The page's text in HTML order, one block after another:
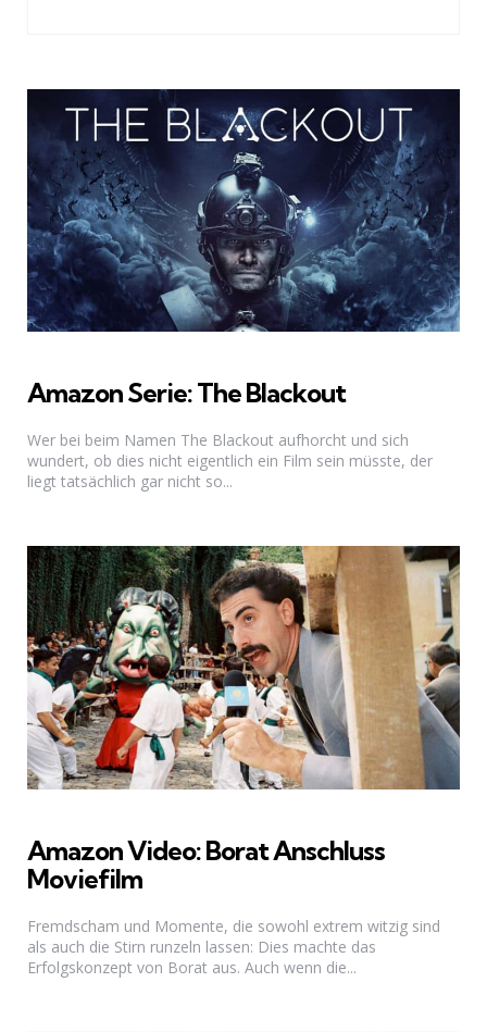
Amazon Serie: The Blackout
Wer bei beim Namen The Blackout aufhorcht und sich
wundert, ob dies nicht eigentlich ein Film sein müsste, der
liegt tatsächlich gar nicht so...
Amazon Video: Borat Anschluss
Moviefilm
Fremdscham und Momente, die sowohl extrem witzig sind
als auch die Stirn runzeln lassen: Dies machte das
Erfolgskonzept von Borat aus. Auch wenn die...